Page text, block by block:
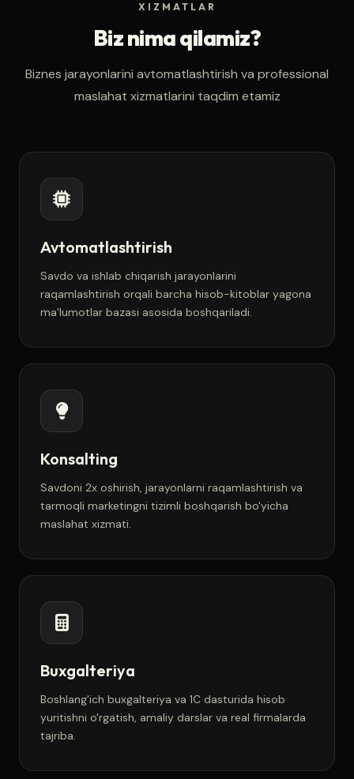
XIZMATLAR
Biz nima qilamiz?
Biznes jarayonlarini avtomatlashtirish va professional
maslahat xizmatlarini taqdim etamiz
Avtomatlashtirish
Savdo va ishlab chiqarish jarayonlarini
raqamlashtirish orqali barcha hisob-kitoblar yagona
ma'lumotlar bazasi asosida boshqariladi.
Konsalting
Savdoni 2x oshirish, jarayonlarni raqamlashtirish va
tarmoqli marketingni tizimli boshqarish bo'yicha
maslahat xizmati.
Buxgalteriya
Boshlang'ich buxgalteriya va 1C dasturida hisob
yuritishni o'rgatish, amaliy darslar va real firmalarda
tajriba.